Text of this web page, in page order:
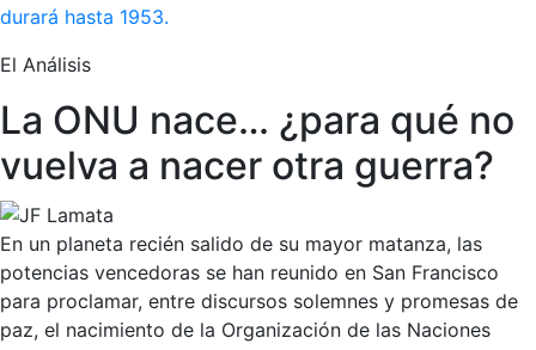
durará hasta 1953.
El Análisis
La ONU nace… ¿para qué no
vuelva a nacer otra guerra?
En un planeta recién salido de su mayor matanza, las
potencias vencedoras se han reunido en San Francisco
para proclamar, entre discursos solemnes y promesas de
paz, el nacimiento de la Organización de las Naciones